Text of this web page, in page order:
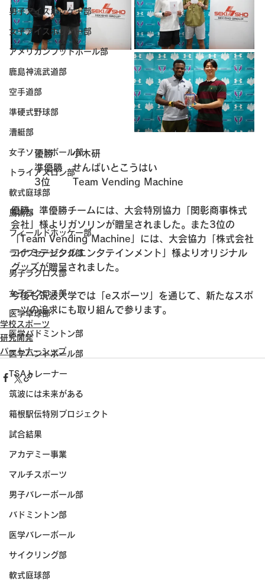
男子アイスホッケー部
女子アイスホッケー部
アメリカンフットボール部
鹿島神流武道部
空手道部
準硬式野球部
漕艇部
女子ソフトボール部
トライアスロン部
軟式庭球部
馬術部
フィールドホッケー部
ライフセービング部
男子ラクロス部
女子ラクロス部
医学卓球部
医学バドミントン部
医学ハンドボール部
TSAトレーナー
筑波には未来がある
箱根駅伝特別プロジェクト
試合結果
アカデミー事業
マルチスポーツ
男子バレーボール部
バドミントン部
医学バレーボール
サイクリング部
軟式庭球部
優勝 小木研
準優勝 せんぱいとこうはい
3位 Team Vending Machine
優勝、準優勝チームには、大会特別協力「関彰商事株式
会社」様よりガソリンが贈呈されました。また3位の
「Team Vending Machine」には、大会協力「株式会社
コナミデジタルエンタテインメント」様よりオリジナル
グッズが贈呈されました。
今後も筑波大学では「eスポーツ」を通じて、新たなスポ
ーツの追求にも取り組んで参ります。
学校スポーツ
研究開発
パートナーシップ